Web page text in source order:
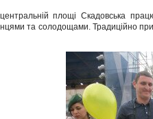
площі Скадовська
та солодощами. Традиційно